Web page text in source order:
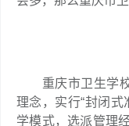
重庆市卫生学校
理念，实行“封闭
学模式，选派管理